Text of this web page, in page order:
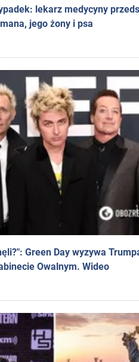
lekarz medycyny
jego żony i psa
Green Day wyzywa
Owalnym. Wideo